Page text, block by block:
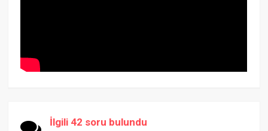
İlgili 42 soru bulundu